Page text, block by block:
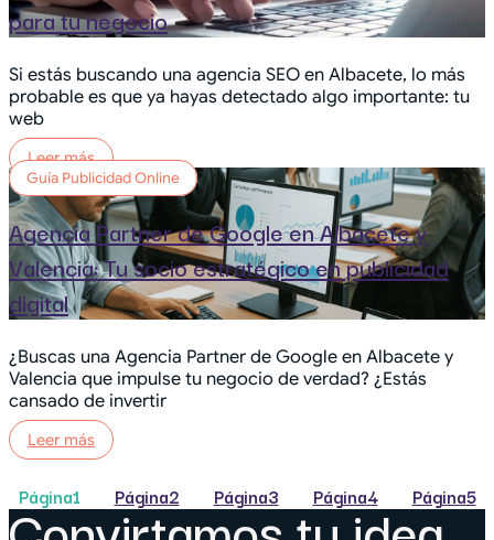
para tu negocio
Si estás buscando una agencia SEO en Albacete, lo más
probable es que ya hayas detectado algo importante: tu
web
Leer más
Guía Publicidad Online
Agencia Partner de Google en Albacete y
Valencia: Tu socio estratégico en publicidad
digital
¿Buscas una Agencia Partner de Google en Albacete y
Valencia que impulse tu negocio de verdad? ¿Estás
cansado de invertir
Leer más
Página1 Página2 Página3 Página4 Página5